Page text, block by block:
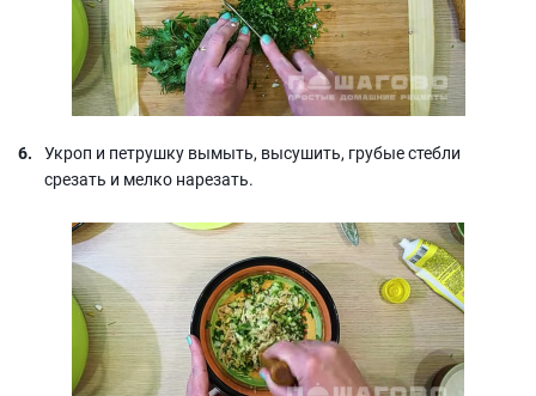
Укроп и петрушку вымыть, высушить, грубые стебли
срезать и мелко нарезать.